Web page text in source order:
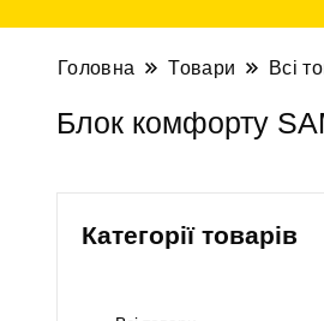
Головна Товари Всі
Блок комфорту
Категорії товарів